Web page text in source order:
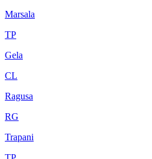
Marsala
TP
Gela
CL
Ragusa
RG
Trapani